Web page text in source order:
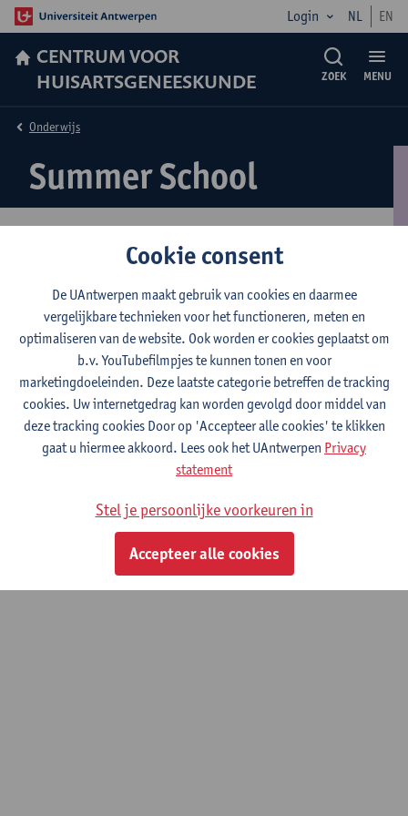
Login NL EN
CENTRUM VOOR
HUISARTSGENEESKUNDE
MENU
ZOEK
Summer School
Onderwijs
gezonheidszorg "QUALUA" klikhier
Voor meer specifieke informatie over de Summer School klikhier
© UAntwerpen PrivacybeleidCookiebeleid Gebruiksvoorwaarden
Cookie consent
De UAntwerpen maakt gebruik van cookies en daarmee
vergelijkbare technieken voor het functioneren, meten en
optimaliseren van de website. Ook worden er cookies geplaatst om
b.v. YouTubefilmpjes te kunnen tonen en voor
marketingdoeleinden. Deze laatste categorie betreffen de tracking
cookies. Uw internetgedrag kan worden gevolgd door middel van
deze tracking cookies Door op 'Accepteer alle cookies' te klikken
gaat u hiermee akkoord. Lees ook het UAntwerpen Privacy
statement
Stel je persoonlijke voorkeuren in
Accepteer alle cookies